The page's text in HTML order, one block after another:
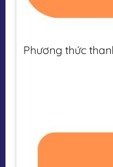
Phương thức